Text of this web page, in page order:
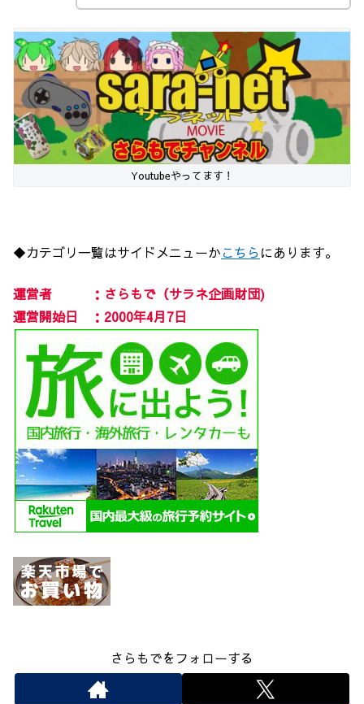
Youtubeやってます！
◆カテゴリ一覧はサイドメニューかこちら にあります。
運営者 ：さらもで（サラネ企画財団)
運営開始日 ：2000年4月7日
さらもでをフォローする